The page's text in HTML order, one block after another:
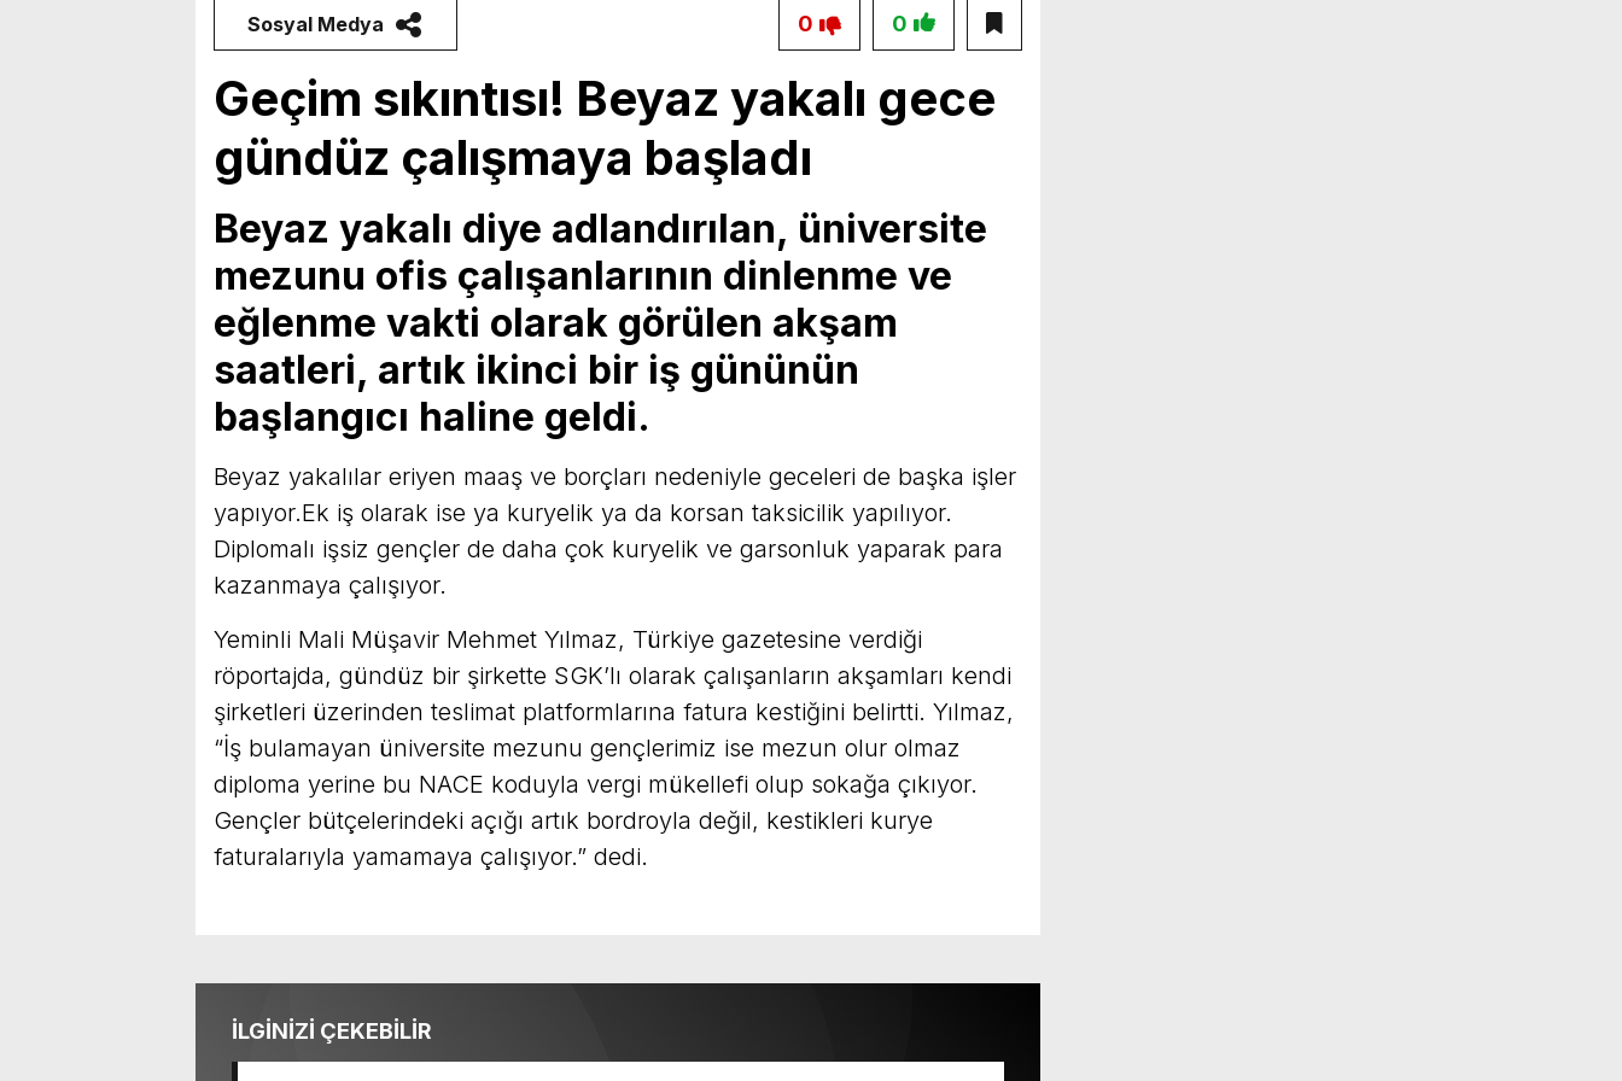
Sosyal Medya 0
0
Geçim sıkıntısı! Beyaz yakalı gece
gündüz çalışmaya başladı
Beyaz yakalı diye adlandırılan, üniversite
mezunu ofis çalışanlarının dinlenme ve
eğlenme vakti olarak görülen akşam
saatleri, artık ikinci bir iş gününün
başlangıcı haline geldi.
Beyaz yakalılar eriyen maaş ve borçları nedeniyle geceleri de başka işler
yapıyor.Ek iş olarak ise ya kuryelik ya da korsan taksicilik yapılıyor.
Diplomalı işsiz gençler de daha çok kuryelik ve garsonluk yaparak para
kazanmaya çalışıyor.
Yeminli Mali Müşavir Mehmet Yılmaz, Türkiye gazetesine verdiği
röportajda, gündüz bir şirkette SGK’lı olarak çalışanların akşamları kendi
şirketleri üzerinden teslimat platformlarına fatura kestiğini belirtti. Yılmaz,
“İş bulamayan üniversite mezunu gençlerimiz ise mezun olur olmaz
diploma yerine bu NACE koduyla vergi mükellefi olup sokağa çıkıyor.
Gençler bütçelerindeki açığı artık bordroyla değil, kestikleri kurye
faturalarıyla yamamaya çalışıyor.” dedi.
İLGİNİZİ ÇEKEBİLİR